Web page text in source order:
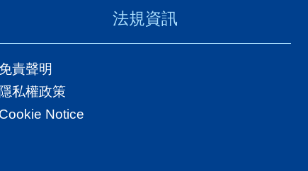
法規資訊
免責聲明
隱私權政策
Cookie Notice